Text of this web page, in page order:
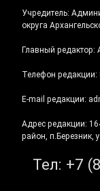
Учредитель:
округа
Главный
Телефон редакции:
E-mail редакции:
Адрес редакции:
район, п.Березник,
Тел: +7